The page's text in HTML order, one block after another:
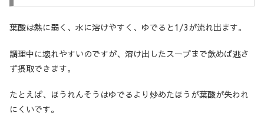
葉酸は熱に弱く、水に溶けやすく、ゆでると1/3が流れ出ます。
調理中に壊れやすいのですが、溶け出したスープまで飲めば逃さ
ず摂取できます。
たとえば、ほうれんそうはゆでるより炒めたほうが葉酸が失われ
にくいです。